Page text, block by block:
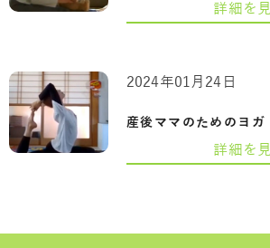
詳細を
2024年01月24日
詳細を